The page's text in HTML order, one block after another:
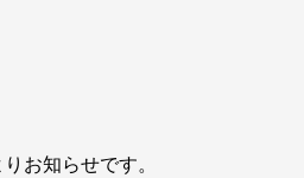
お知らせです。